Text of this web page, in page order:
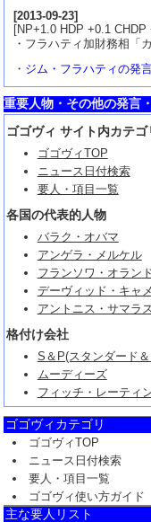
[2013-09-23]
[NP+1.0 HDP +0.1
・フラハティ加財務相「
・ ジム・フラハティの発
重要人物・その他の発言
ゴゴヴィ サイト内カテゴ
ゴゴヴィTOP
ニュース日付検索
要人・項目一覧
各国の代表的人物
バラク・オバマ
アンゲラ・メルケル
フランソワ・オラン
デーヴィッド・キャ
アントニス・サマラス
格付け会社
S＆P(スタンダード
ムーディーズ
フィッチ・レーティ
ゴゴヴィカテゴリ
ゴゴヴィTOP
ニュース日付検索
要人・項目一覧
ゴゴヴィ使い方ガイド
主な要人リスト